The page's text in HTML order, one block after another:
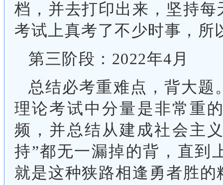
档，并去打印出来，坚持
考试上真考了不少时事，所
第三阶段：2022年4月
总结必考重难点，背大题
理论考试中分量是非常重
频，并总结从建成社会主
持”都无一漏掉的背，直到
就是这种狭路相逢勇者胜